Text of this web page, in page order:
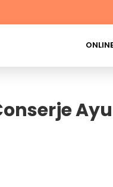
Conserje